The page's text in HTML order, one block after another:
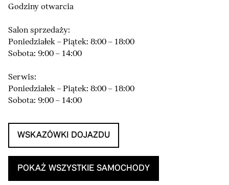
Godziny otwarcia
Salon sprzedaży:
Poniedziałek – Piątek: 8:00 – 18:00
Sobota: 9:00 – 14:00
Serwis:
Poniedziałek – Piątek: 8:00 – 18:00
Sobota: 9:00 – 14:00
WSKAZÓWKI DOJAZDU
POKAŻ WSZYSTKIE SAMOCHODY